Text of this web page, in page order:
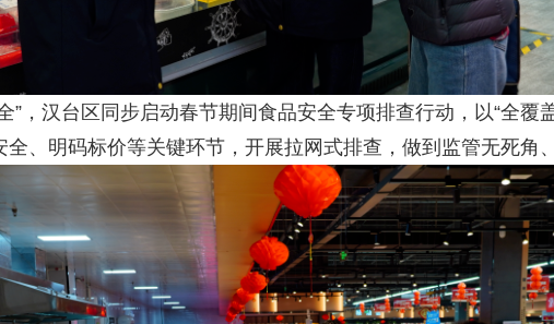
汉台区同步启动春节期间食品安全专项排查行动，以“全覆
、明码标价等关键环节，开展拉网式排查，做到监管无死角